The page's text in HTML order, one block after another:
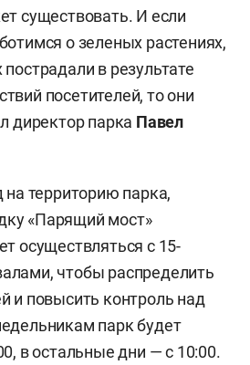
существовать. И если
о зеленых растениях,
в результате
посетителей, то они
директор парка Павел
на территорию парка,
«Парящий мост»
осуществляться с 15-
чтобы распределить
и повысить контроль над
парк будет
в остальные дни — с 10:00.